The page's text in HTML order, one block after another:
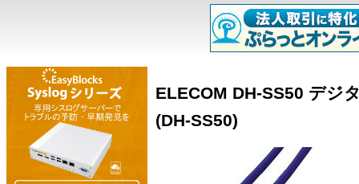
ELECOM DH-SS50 デジ
(DH-SS50)